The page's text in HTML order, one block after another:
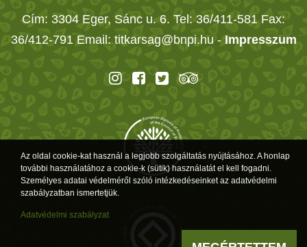
Cím: 3304 Eger, Sánc u. 6. Tel: 36/411-581 Fax:
36/412-791 Email: titkarsag@bnpi.hu - Impresszum
Az oldal cookie-kat használ a legjobb szolgáltatás nyújtásához. A honlap
további használatához a cookie-k (sütik) használatát el kell fogadni.
Személyes adatai védelméről szóló intézkedéseinket az adatvédelmi
szabályzatban ismertetjük.
Adatvédelmi szabályzat